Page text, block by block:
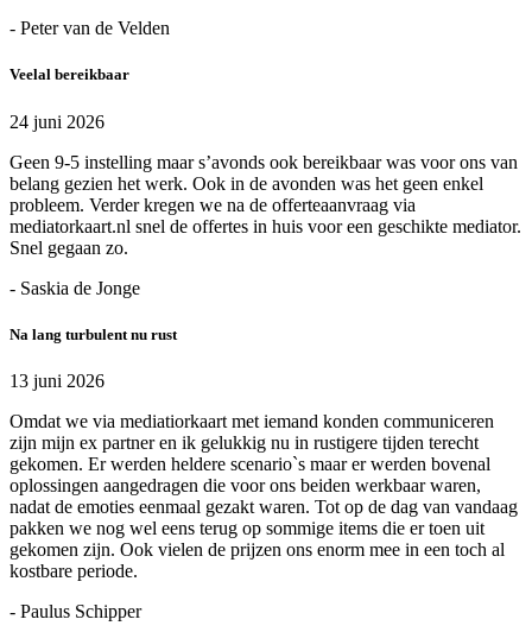
- Peter van de Velden
Veelal bereikbaar
24 juni 2026
Geen 9-5 instelling maar s’avonds ook bereikbaar was voor ons van
belang gezien het werk. Ook in de avonden was het geen enkel
probleem. Verder kregen we na de offerteaanvraag via
mediatorkaart.nl snel de offertes in huis voor een geschikte mediator.
Snel gegaan zo.
- Saskia de Jonge
Na lang turbulent nu rust
13 juni 2026
Omdat we via mediatiorkaart met iemand konden communiceren
zijn mijn ex partner en ik gelukkig nu in rustigere tijden terecht
gekomen. Er werden heldere scenario`s maar er werden bovenal
oplossingen aangedragen die voor ons beiden werkbaar waren,
nadat de emoties eenmaal gezakt waren. Tot op de dag van vandaag
pakken we nog wel eens terug op sommige items die er toen uit
gekomen zijn. Ook vielen de prijzen ons enorm mee in een toch al
kostbare periode.
- Paulus Schipper